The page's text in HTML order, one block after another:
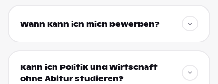
Wann kann ich mich bewerben?
Kann ich Politik und Wirtschaft
ohne Abitur studieren?